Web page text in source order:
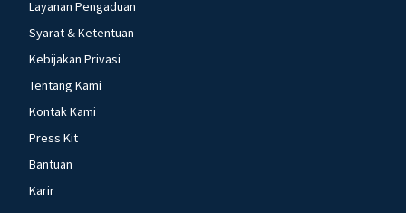
Layanan Pengaduan
Syarat & Ketentuan
Kebijakan Privasi
Tentang Kami
Kontak Kami
Press Kit
Bantuan
Karir